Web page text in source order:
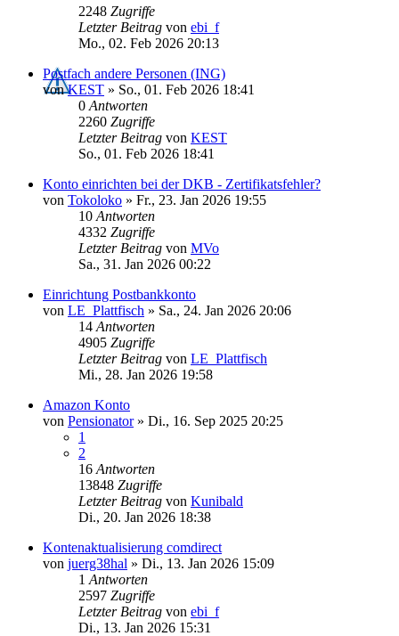
2248 Zugriffe
Letzter Beitrag von ebi_f
Mo., 02. Feb 2026 20:13
Postfach andere Personen (ING)
vonKEST » So., 01. Feb 2026 18:41
0 Antworten
2260 Zugriffe
Letzter Beitrag von KEST
So., 01. Feb 2026 18:41
Konto einrichten bei der DKB - Zertifikatsfehler?
von Tokoloko » Fr., 23. Jan 2026 19:55
10 Antworten
4332 Zugriffe
Letzter Beitrag von MVo
Sa., 31. Jan 2026 00:22
Einrichtung Postbankkonto
von LE_Plattfisch » Sa., 24. Jan 2026 20:06
14 Antworten
4905 Zugriffe
Letzter Beitrag von LE_Plattfisch
Mi., 28. Jan 2026 19:58
Amazon Konto
von Pensionator» Di., 16. Sep 2025 20:25
1
2
16 Antworten
13848 Zugriffe
Letzter Beitrag von Kunibald
Di., 20. Jan 2026 18:38
Kontenaktualisierung comdirect
von juerg38hal » Di., 13. Jan 2026 15:09
1 Antworten
2597 Zugriffe
Letzter Beitrag von ebi_f
Di., 13. Jan 2026 15:31